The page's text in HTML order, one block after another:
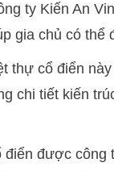
ty Kiến An
gia chủ có thể
thự cổ điển
chi tiết kiến
điển được